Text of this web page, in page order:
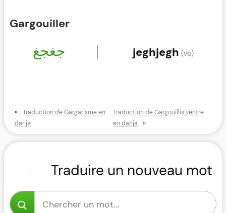
Gargouiller
جغجغ jeghjegh (vb)
«
Traduction de Gargarisme en
darija
Traduction de Gargouillis ventre
en darija
»
Traduire un nouveau mot